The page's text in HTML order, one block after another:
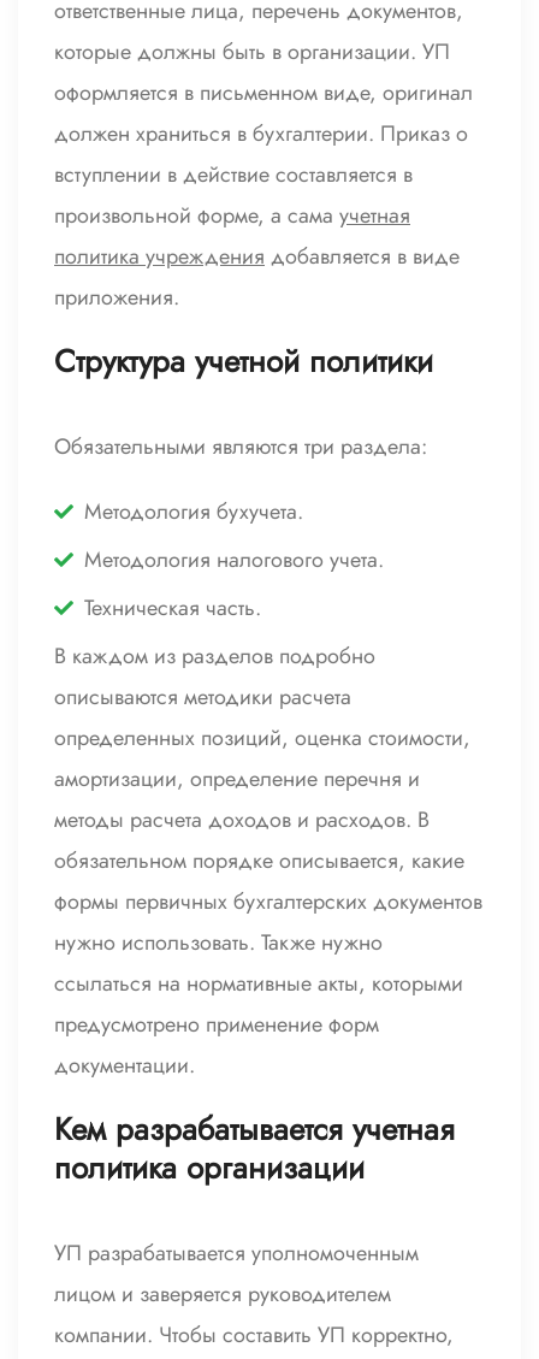
ответственные лица, перечень документов,
которые должны быть в организации. УП
оформляется в письменном виде, оригинал
должен храниться в бухгалтерии. Приказ о
вступлении в действие составляется в
произвольной форме, а сама учетная
политика учреждения добавляется в виде
приложения.
Структура учетной политики
Обязательными являются три раздела:
Методология бухучета.
Методология налогового учета.
Техническая часть.
В каждом из разделов подробно
описываются методики расчета
определенных позиций, оценка стоимости,
амортизации, определение перечня и
методы расчета доходов и расходов. В
обязательном порядке описывается, какие
формы первичных бухгалтерских документов
нужно использовать. Также нужно
ссылаться на нормативные акты, которыми
предусмотрено применение форм
документации.
Кем разрабатывается учетная
политика организации
УП разрабатывается уполномоченным
лицом и заверяется руководителем
компании. Чтобы составить УП корректно,